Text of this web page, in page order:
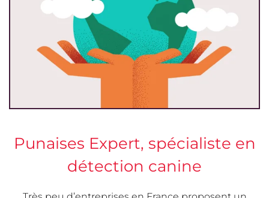
Punaises Expert, spécialiste en
détection canine